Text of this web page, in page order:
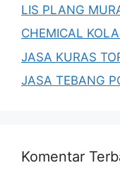
LIS PLANG
CHEMICAL
JASA KURAS
JASA TEBANG
Komentar